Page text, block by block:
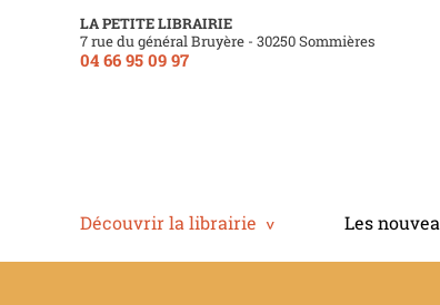
LA PETITE LIBRAIRIE
7 rue du général Bruyère - 30250 Sommières
04 66 95 09 97
Découvrir la librairie Les